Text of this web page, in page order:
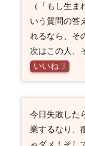
（「もし生
いう質問の答
れるなら、そ
次はこの人、
いいね 3
今日失敗した
業するなり、
ゃダメ！そし